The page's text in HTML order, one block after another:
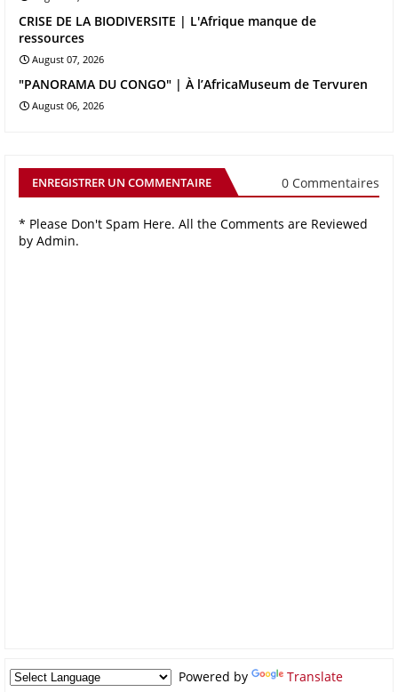
CRISE DE LA BIODIVERSITE | L'Afrique manque de
ressources
August 07, 2026
"PANORAMA DU CONGO" | À l’AfricaMuseum de Tervuren
August 06, 2026
ENREGISTRER UN COMMENTAIRE 0 Commentaires
* Please Don't Spam Here. All the Comments are Reviewed
by Admin.
Powered by Translate